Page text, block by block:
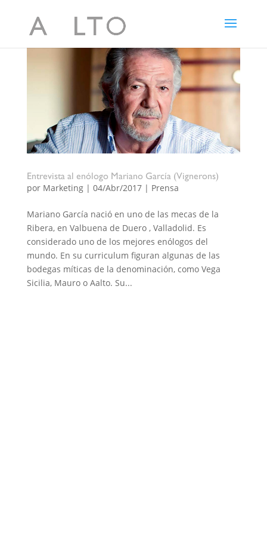
Entrevista al enólogo Mariano García (Vignerons)
por Marketing| 04/Abr/2017| Prensa
Mariano García nació en uno de las mecas de la
Ribera, en Valbuena de Duero , Valladolid. Es
considerado uno de los mejores enólogos del
mundo. En su curriculum figuran algunas de las
bodegas míticas de la denominación, como Vega
Sicilia, Mauro o Aalto. Su...